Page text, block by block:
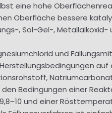
eine hohe
Oberfläche bessere
, Sol-Gel-, Metallalkoxid-
und
Bedingungen einer
und einer